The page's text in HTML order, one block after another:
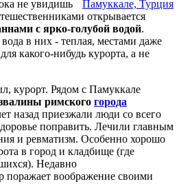
Памуккале, Турция
не увидишь
открывается
с ярко-голубой водой.
в них - теплая, местами даже
какого-нибудь курорта, а не
курорт. Рядом с Памуккале
римского города
назад приезжали люди со всего
поправить. Лечили главным
и ревматизм. Особенно хорошо
в город и кладбище (где
Недавно
поражает воображение своими